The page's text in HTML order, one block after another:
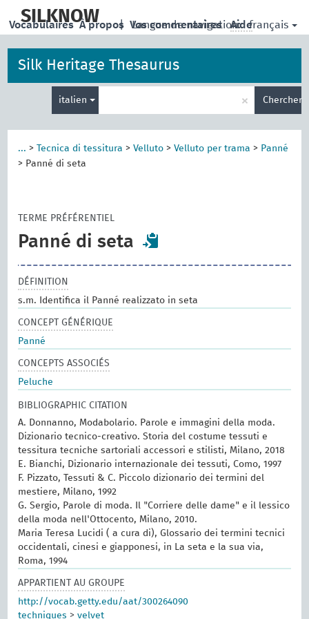
main
SILKNOW | Langue de navigation: français
Vocabulaires À propos Vos commentaires Aide
Silk Heritage Thesaurus
italien
de
recherche
× Chercher
... > Tecnica di tessitura >Velluto >Velluto per trama > Panné
> Panné di seta
TERME PRÉFÉRENTIEL
Panné di seta
DÉFINITION
s.m. Identifica il Panné realizzato in seta
CONCEPT GÉNÉRIQUE
Panné
CONCEPTS ASSOCIÉS
Peluche
BIBLIOGRAPHIC CITATION
A. Donnanno, Modabolario. Parole e immagini della moda.
Dizionario tecnico-creativo. Storia del costume tessuti e
tessitura tecniche sartoriali accessori e stilisti, Milano, 2018
E. Bianchi, Dizionario internazionale dei tessuti, Como, 1997
F. Pizzato, Tessuti & C. Piccolo dizionario dei termini del
mestiere, Milano, 1992
G. Sergio, Parole di moda. Il "Corriere delle dame" e il lessico
della moda nell'Ottocento, Milano, 2010.
Maria Teresa Lucidi ( a cura di), Glossario dei termini tecnici
occidentali, cinesi e giapponesi, in La seta e la sua via,
Roma, 1994
APPARTIENT AU GROUPE
http://vocab.getty.edu/aat/300264090
techniques >velvet